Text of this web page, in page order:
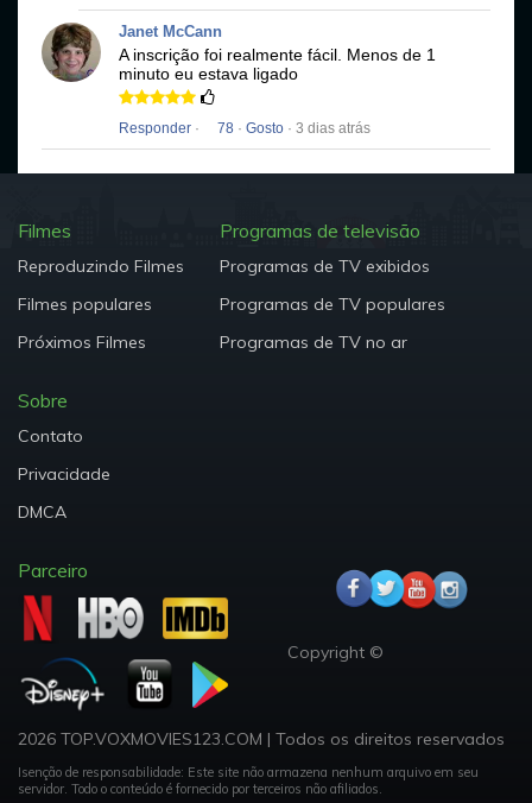
Janet McCann
A inscrição foi realmente fácil. Menos de 1
minuto eu estava ligado
Responder · 78 · Gosto · 3 dias atrás
Filmes
Reproduzindo Filmes
Filmes populares
Próximos Filmes
Programas de televisão
Programas de TV exibidos
Programas de TV populares
Programas de TV no ar
Sobre
Contato
Privacidade
DMCA
Parceiro
Copyright ©
2026 TOP.VOXMOVIES123.COM | Todos os direitos reservados
Isenção de responsabilidade: Este site não armazena nenhum arquivo em seu
servidor. Todo o conteúdo é fornecido por terceiros não afiliados.